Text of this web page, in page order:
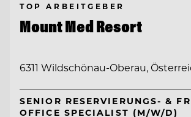
TOP ARBEITGEBER
Mount Med Resort
6311 Wildschönau-Oberau,
SENIOR RESERVIERUNGS- &
OFFICE SPECIALIST (M/W/D)